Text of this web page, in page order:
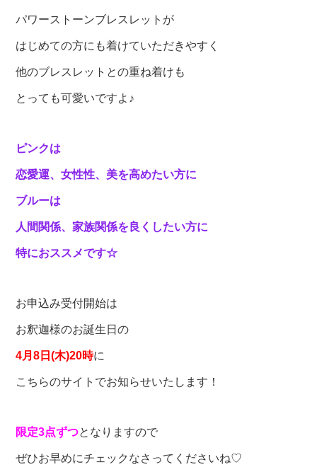
パワーストーンブレスレットが
はじめての方にも着けていただきやすく
他のブレスレットとの重ね着けも
とっても可愛いですよ♪
ピンクは
恋愛運、女性性、美を高めたい方に
ブルーは
人間関係、家族関係を良くしたい方に
特におススメです☆
お申込み受付開始は
お釈迦様のお誕生日の
4月8日(木)20時に
こちらのサイトでお知らせいたします！
限定3点ずつとなりますので
ぜひお早めにチェックなさってくださいね♡